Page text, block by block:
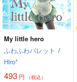
My little hero
ふわふわパレット /
Hiro*
493 円 （税込）